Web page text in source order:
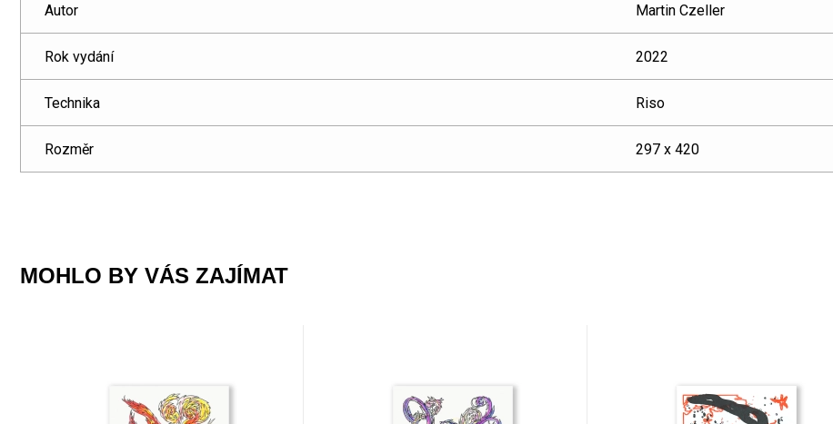
Autor Martin Czeller
Rok vydání 2022
Technika Riso
Rozměr 297 x 420
MOHLO BY VÁS ZAJÍMAT